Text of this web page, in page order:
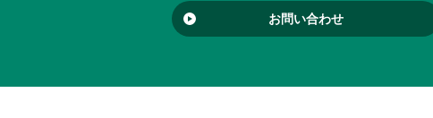
お問い合わせ